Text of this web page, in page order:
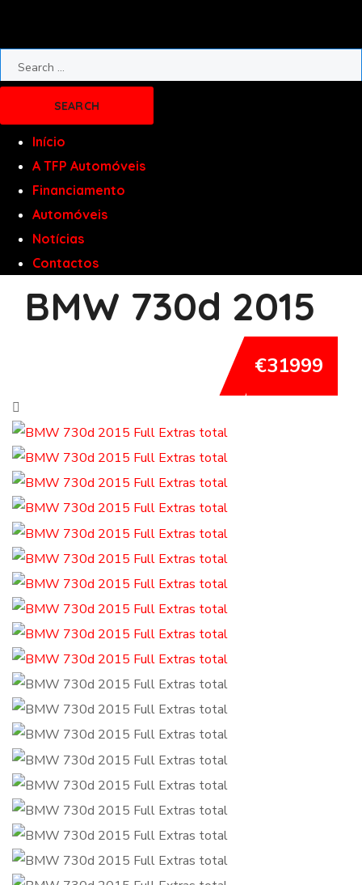
Início
A TFP Automóveis
Financiamento
Automóveis
Notícias
Contactos
BMW 730d 2015
€31999